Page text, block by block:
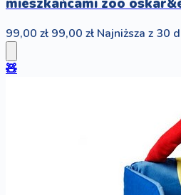
99,00 zł 99,00 zł Najniższa z 30
🧸